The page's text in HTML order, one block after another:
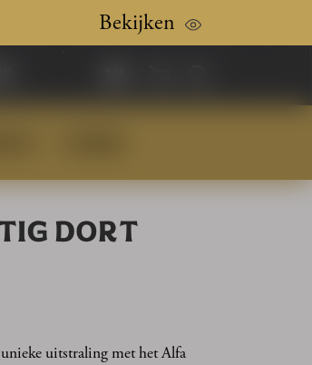
Bekijken
DORT
unieke uitstraling met het Alfa